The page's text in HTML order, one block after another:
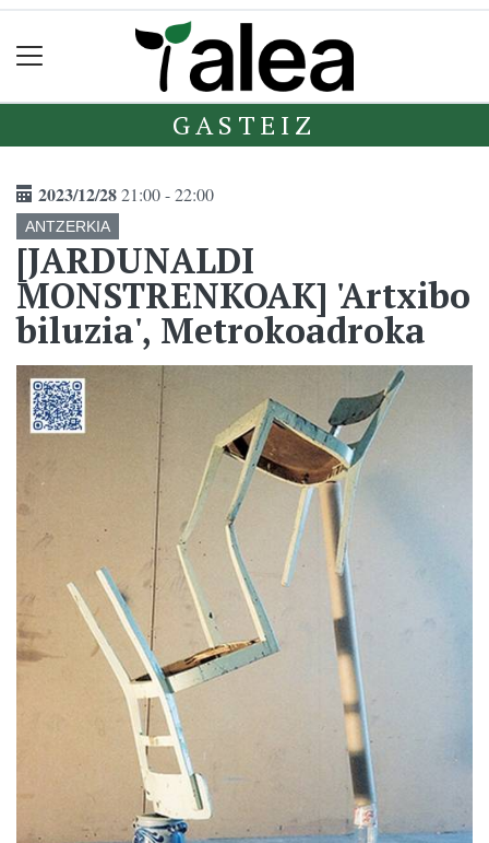
GASTEIZ
2023/12/2821:00 - 22:00
ANTZERKIA
[JARDUNALDI
MONSTRENKOAK] 'Artxibo
biluzia', Metrokoadroka